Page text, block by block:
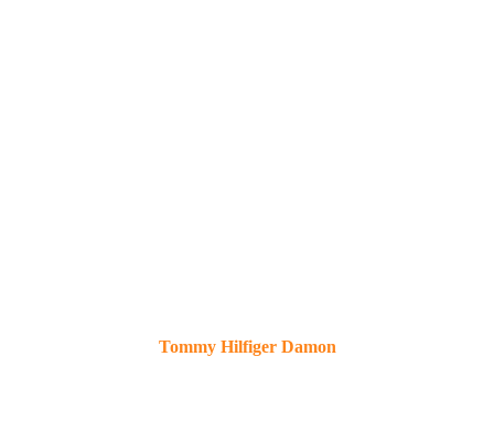
Tommy Hilfiger Damon